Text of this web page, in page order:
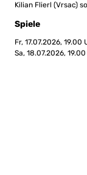
Kilian Flierl (Vrsac)
Spiele
Fr, 17.07.2026,
Sa, 18.07.2026,